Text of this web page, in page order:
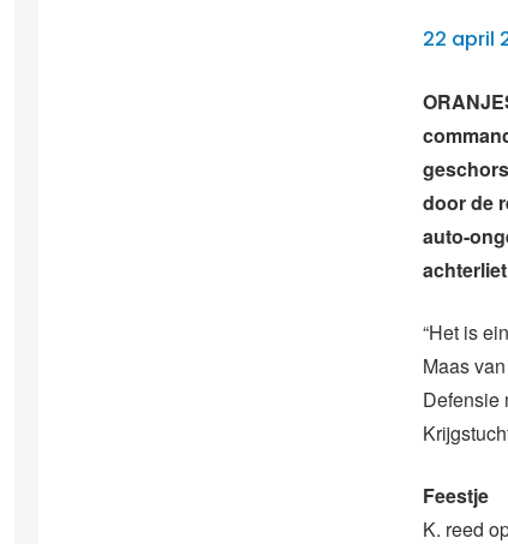
22 april
door de
auto-
“Het is
Maas
Defensie
Feestje
K. reed